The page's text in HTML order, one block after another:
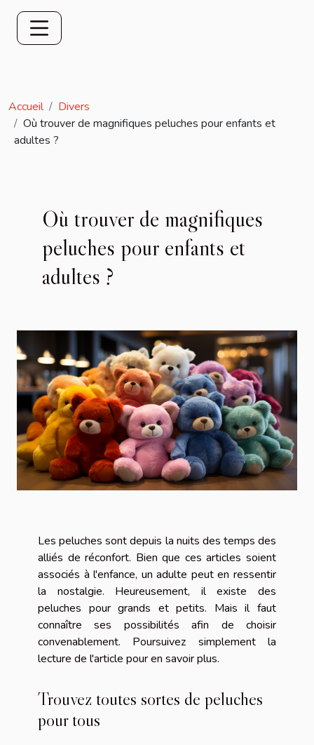
Accueil
Divers
Où trouver de magnifiques peluches pour enfants et
adultes ?
Où trouver de magnifiques
peluches pour enfants et
adultes ?
Les peluches sont depuis la nuits des temps des
alliés de réconfort. Bien que ces articles soient
associés à l'enfance, un adulte peut en ressentir
la nostalgie. Heureusement, il existe des
peluches pour grands et petits. Mais il faut
connaître ses possibilités afin de choisir
convenablement. Poursuivez simplement la
lecture de l'article pour en savoir plus.
Trouvez toutes sortes de peluches
pour tous